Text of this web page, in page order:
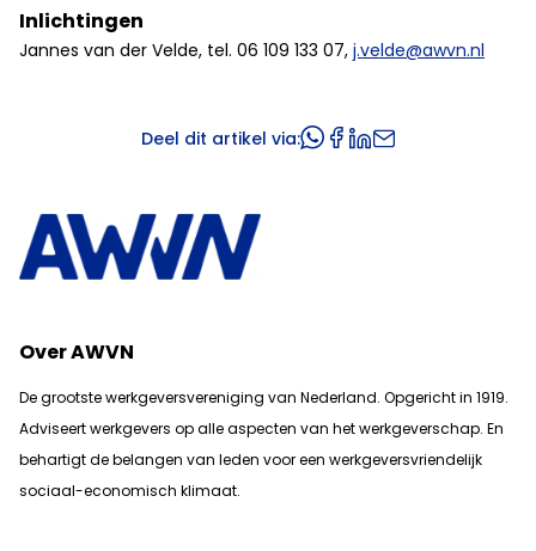
Inlichtingen
Jannes van der Velde, tel. 06 109 133 07, j.velde@awvn.nl
Deel dit artikel via:
Over AWVN
De grootste werkgeversvereniging van Nederland. Opgericht in 1919.
Adviseert werkgevers op alle aspecten van het werkgeverschap. En
behartigt de belangen van leden voor een werkgeversvriendelijk
sociaal-economisch klimaat.